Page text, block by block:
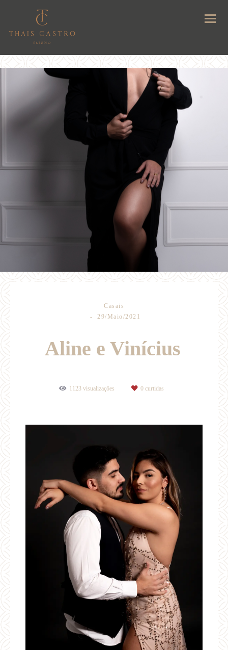
Casais
29/Maio/2021
Aline e Vinícius
1123 visualizações 0 curtidas